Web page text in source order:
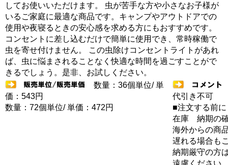
してお使いいただけます。 虫が苦手な方や小さなお子様が
いるご家庭に最適な商品です。キャンプやアウトドアでの
使用や夜寝るときの安心感を求める方にもおすすめです。
コンセントに差し込むだけで簡単に使用でき、常時稼働で
虫を寄せ付けません。 この虫除けコンセントライトがあれ
ば、虫に悩まされることなく快適な時間を過ごすことがで
きるでしょう。是非、お試しください。
数量：36個単位/ 単
価：543円
数量：72個単位/ 単価：472円
代引き不可
■注文する前に
在庫 納期の
海外からの商
遅れる場合も
納期厳守の方
遠慮ください